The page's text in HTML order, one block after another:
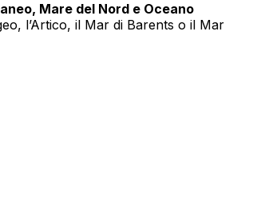
Mare del Nord e Oceano
l’Artico, il Mar di Barents o il Mar